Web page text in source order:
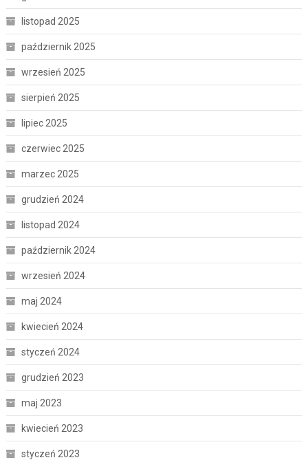
listopad 2025
październik 2025
wrzesień 2025
sierpień 2025
lipiec 2025
czerwiec 2025
marzec 2025
grudzień 2024
listopad 2024
październik 2024
wrzesień 2024
maj 2024
kwiecień 2024
styczeń 2024
grudzień 2023
maj 2023
kwiecień 2023
styczeń 2023